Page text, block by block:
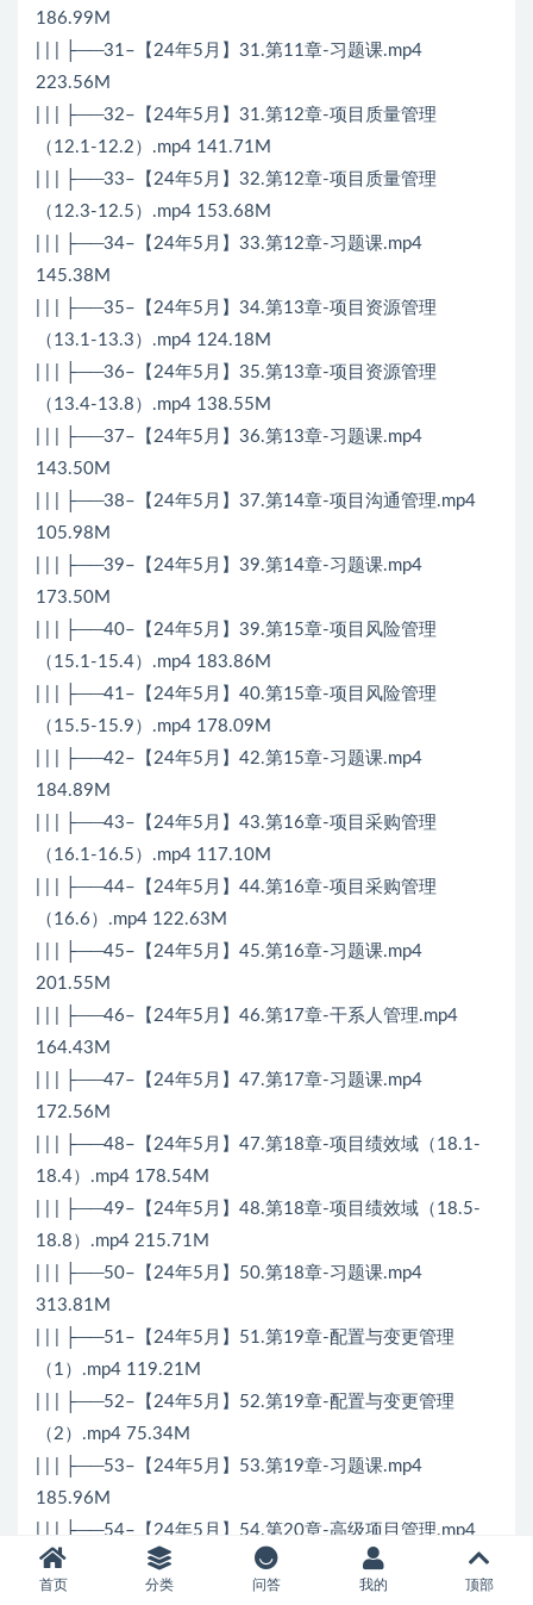
186.99M
| | | ├──31–【24年5月】31.第11章-习题课.mp4
223.56M
| | | ├──32–【24年5月】31.第12章-项目质量管理
（12.1-12.2）.mp4 141.71M
| | | ├──33–【24年5月】32.第12章-项目质量管理
（12.3-12.5）.mp4 153.68M
| | | ├──34–【24年5月】33.第12章-习题课.mp4
145.38M
| | | ├──35–【24年5月】34.第13章-项目资源管理
（13.1-13.3）.mp4 124.18M
| | | ├──36–【24年5月】35.第13章-项目资源管理
（13.4-13.8）.mp4 138.55M
| | | ├──37–【24年5月】36.第13章-习题课.mp4
143.50M
| | | ├──38–【24年5月】37.第14章-项目沟通管理.mp4
105.98M
| | | ├──39–【24年5月】39.第14章-习题课.mp4
173.50M
| | | ├──40–【24年5月】39.第15章-项目风险管理
（15.1-15.4）.mp4 183.86M
| | | ├──41–【24年5月】40.第15章-项目风险管理
（15.5-15.9）.mp4 178.09M
| | | ├──42–【24年5月】42.第15章-习题课.mp4
184.89M
| | | ├──43–【24年5月】43.第16章-项目采购管理
（16.1-16.5）.mp4 117.10M
| | | ├──44–【24年5月】44.第16章-项目采购管理
（16.6）.mp4 122.63M
| | | ├──45–【24年5月】45.第16章-习题课.mp4
201.55M
| | | ├──46–【24年5月】46.第17章-干系人管理.mp4
164.43M
| | | ├──47–【24年5月】47.第17章-习题课.mp4
172.56M
| | | ├──48–【24年5月】47.第18章-项目绩效域（18.1-
18.4）.mp4 178.54M
| | | ├──49–【24年5月】48.第18章-项目绩效域（18.5-
18.8）.mp4 215.71M
| | | ├──50–【24年5月】50.第18章-习题课.mp4
313.81M
| | | ├──51–【24年5月】51.第19章-配置与变更管理
（1）.mp4 119.21M
| | | ├──52–【24年5月】52.第19章-配置与变更管理
（2）.mp4 75.34M
| | | ├──53–【24年5月】53.第19章-习题课.mp4
185.96M
| | | ├──54–【24年5月】54.第20章-高级项目管理.mp4
181.81M
| | | ├──55–【24年5月】55.第20章-习题课.mp4
首页 分类 问答 我的 顶部